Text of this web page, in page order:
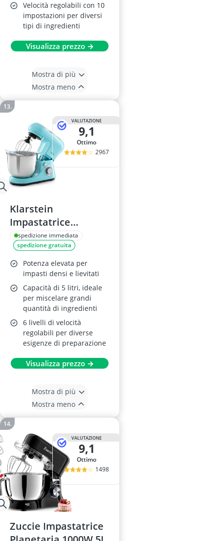
Velocità regolabili con 10
impostazioni per diversi
tipi di ingredienti
Visualizza prezzo →
Mostra di più
Mostra meno
VALUTAZIONE
9,1
Ottimo
2967
Klarstein
Impastatrice
Planetaria 5L, 1300W
spedizione immediata
spedizione gratuita
Potenza elevata per
impasti densi e lievitati
Capacità di 5 litri, ideale
per miscelare grandi
quantità di ingredienti
6 livelli di velocità
regolabili per diverse
esigenze di preparazione
Visualizza prezzo →
Mostra di più
Mostra meno
VALUTAZIONE
9,1
Ottimo
1498
Zuccie Impastatrice